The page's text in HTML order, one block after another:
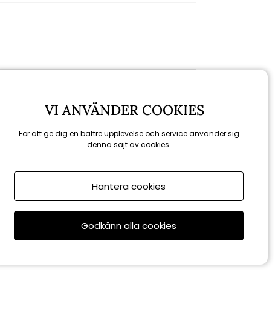
VI ANVÄNDER COOKIES
För att ge dig en bättre upplevelse och service använder sig
denna sajt av cookies.
Hantera cookies
Godkänn alla cookies